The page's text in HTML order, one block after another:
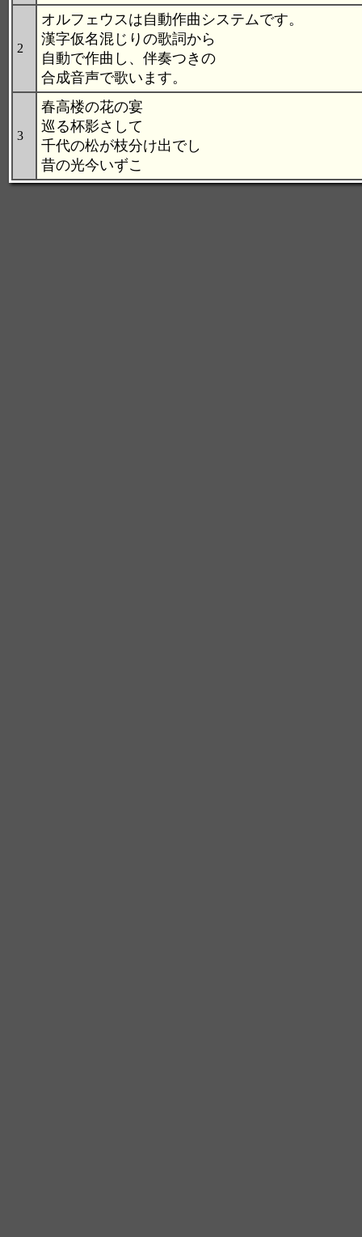
2
オルフェウスは自動作曲システムです。
漢字仮名混じりの歌詞から
自動で作曲し、伴奏つきの
合成音声で歌います。
3
春高楼の花の宴
巡る杯影さして
千代の松が枝分け出でし
昔の光今いずこ